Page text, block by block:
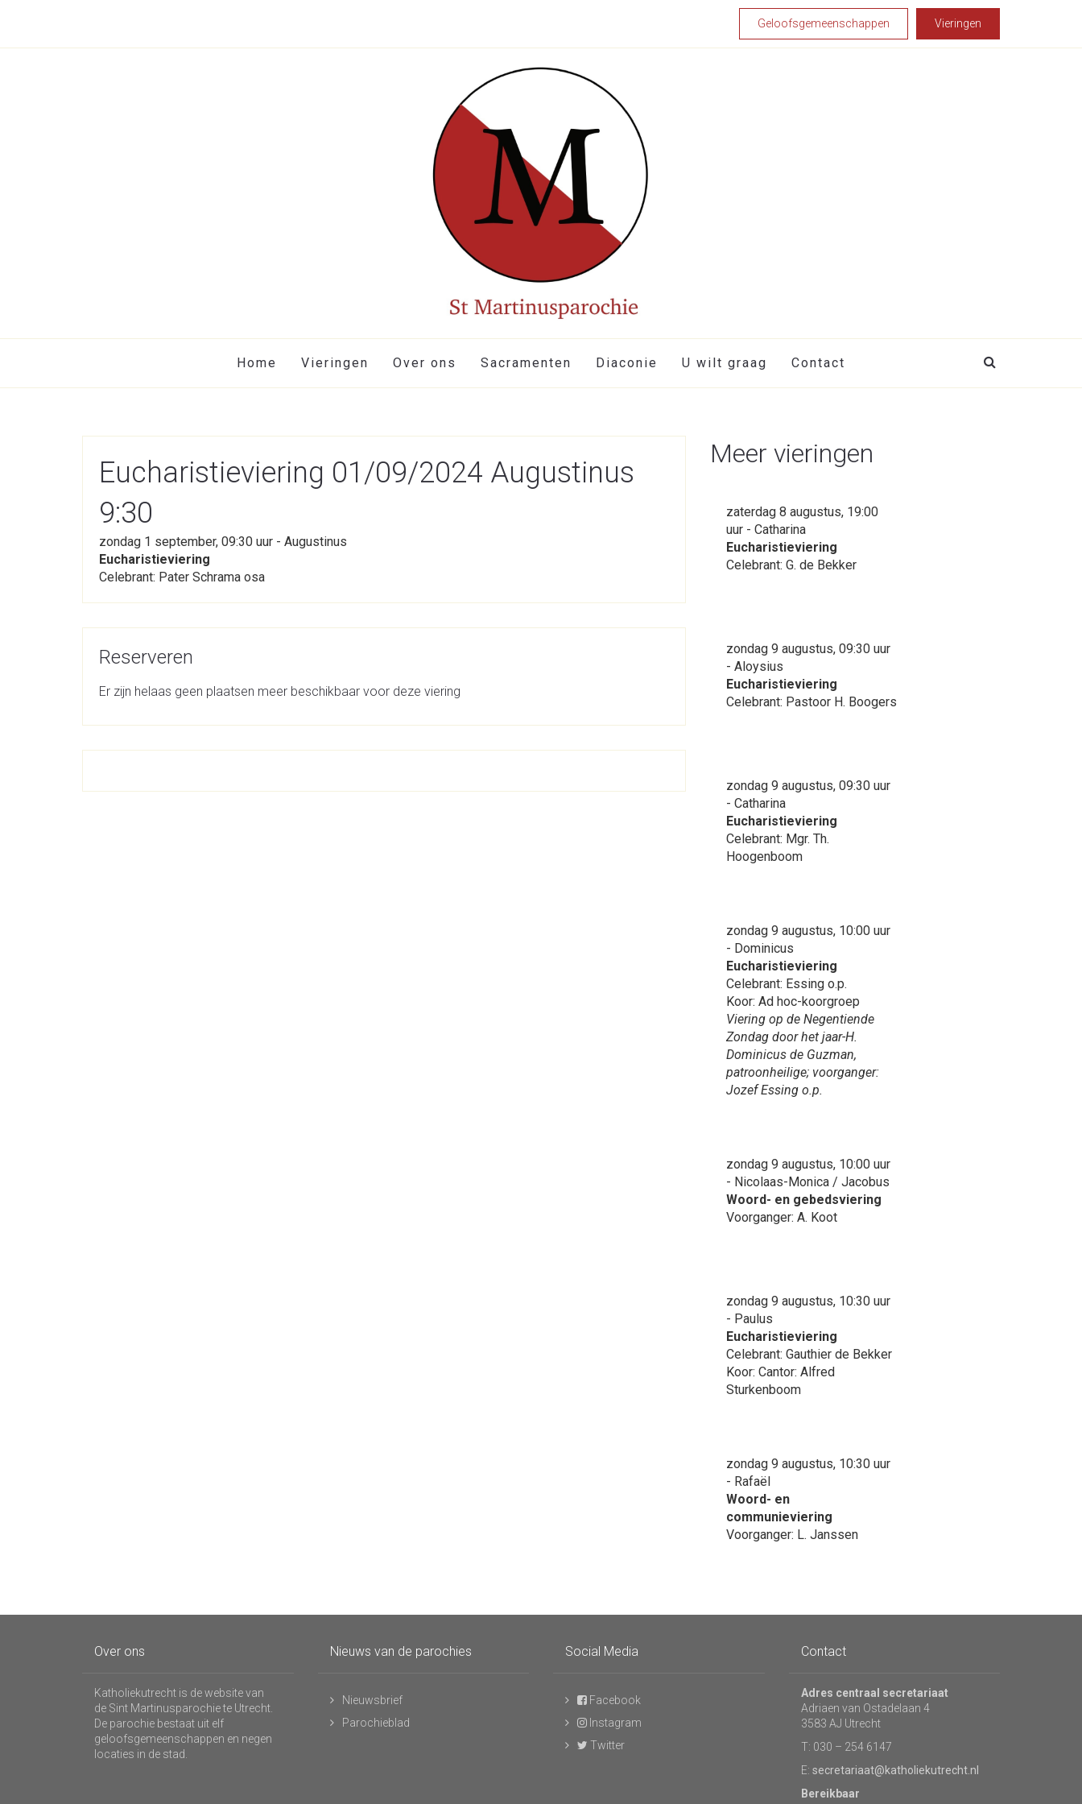
Geloofsgemeenschappen Vieringen
Home Vieringen Over ons Sacramenten Diaconie U wilt graag Contact
Eucharistieviering 01/09/2024 Augustinus
9:30
zondag 1 september, 09:30 uur - Augustinus
Eucharistieviering
Celebrant: Pater Schrama osa
Reserveren
Er zijn helaas geen plaatsen meer beschikbaar voor deze viering
Meer vieringen
zaterdag 8 augustus, 19:00
uur - Catharina
Eucharistieviering
Celebrant: G. de Bekker
zondag 9 augustus, 09:30 uur
- Aloysius
Eucharistieviering
Celebrant: Pastoor H. Boogers
zondag 9 augustus, 09:30 uur
- Catharina
Eucharistieviering
Celebrant: Mgr. Th.
Hoogenboom
zondag 9 augustus, 10:00 uur
- Dominicus
Eucharistieviering
Celebrant: Essing o.p.
Koor: Ad hoc-koorgroep
Viering op de Negentiende
Zondag door het jaar-H.
Dominicus de Guzman,
patroonheilige; voorganger:
Jozef Essing o.p.
zondag 9 augustus, 10:00 uur
- Nicolaas-Monica / Jacobus
Woord- en gebedsviering
Voorganger: A. Koot
zondag 9 augustus, 10:30 uur
- Paulus
Eucharistieviering
Celebrant: Gauthier de Bekker
Koor: Cantor: Alfred
Sturkenboom
zondag 9 augustus, 10:30 uur
- Rafaël
Woord- en
communieviering
Voorganger: L. Janssen
Over ons
Katholiekutrecht is de website van
de Sint Martinusparochie te Utrecht.
De parochie bestaat uit elf
geloofsgemeenschappen en negen
locaties in de stad.
Nieuws van de parochies
Nieuwsbrief
Parochieblad
Social Media
Facebook
Instagram
Twitter
Contact
Adres centraal secretariaat
Adriaen van Ostadelaan 4
3583 AJ Utrecht
T: 030 – 254 6147
E: secretariaat@katholiekutrecht.nl
Bereikbaar